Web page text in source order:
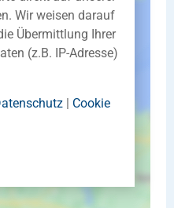
Wir weisen darauf
Übermittlung Ihrer
(z.B. IP-Adresse)
Cookie